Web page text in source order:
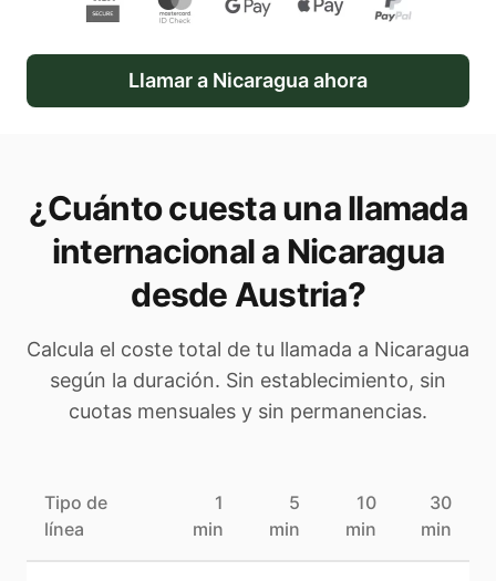
Llamar a Nicaraguaahora
¿Cuánto cuesta una llamada
internacional a Nicaragua
desde Austria?
Calcula el coste total de tu llamada a Nicaragua
según la duración. Sin establecimiento, sin
cuotas mensuales y sin permanencias.
Tipo de
línea
1
min
5
min
10
min
30
min